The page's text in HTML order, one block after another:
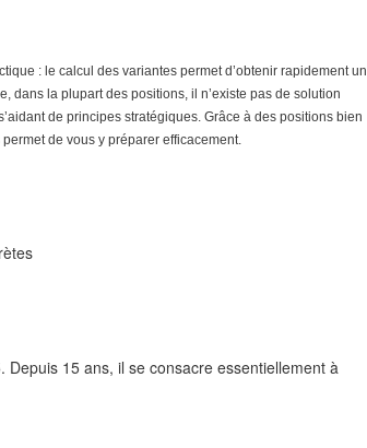
: le calcul des variantes permet d’obtenir rapidement un
dans la plupart des positions, il n’existe pas de solution
de principes stratégiques. Grâce à des positions bien
de vous y préparer efficacement.
15 ans, il se consacre essentiellement à